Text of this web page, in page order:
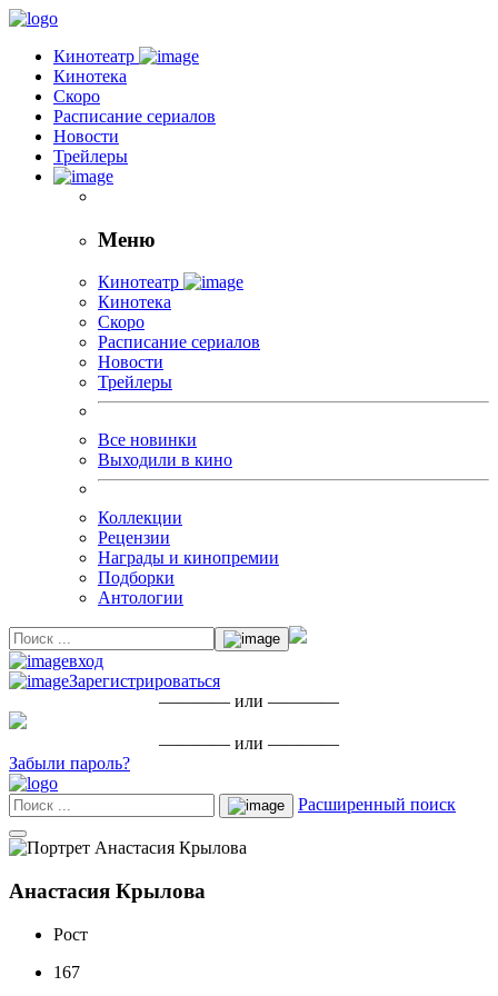
Кинотеатр
Кинотека
Скоро
Расписание сериалов
Новости
Трейлеры
Меню
Кинотеатр
Кинотека
Скоро
Расписание сериалов
Новости
Трейлеры
Все новинки
Выходили в кино
Коллекции
Рецензии
Награды и кинопремии
Подборки
Антологии
вход
Зарегистрироваться
———— или ————
———— или ————
Забыли пароль?
Расширенный поиск
Анастасия Крылова
Рост
167